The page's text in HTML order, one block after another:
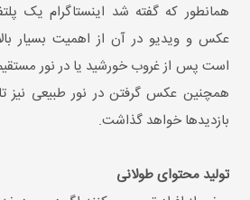
همانطور که گفته شد اینستاگرام یک
عکس و ویدیو در آن از اهمیت بسیار
است پس از غروب خورشید یا در نور
همچنین عکس گرفتن در نور طبیعی نیز
بازدیدها خواهد گذاشت.
تولید محتوای طولانی